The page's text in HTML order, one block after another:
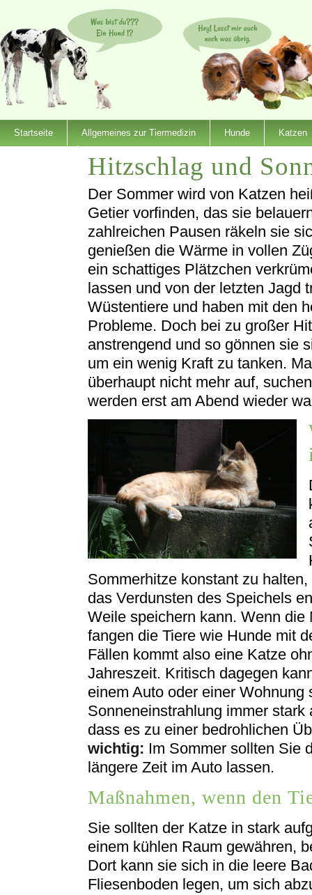
Startseite Allgemeines zur Tiermedizin Hunde Katzen
Hitzschlag und
Der Sommer wird von Katzen
Getier vorfinden, das sie
zahlreichen Pausen räkeln sie
genießen die Wärme in vollen
ein schattiges Plätzchen
lassen und von der letzten Jagd
Wüstentiere und haben mit den
Probleme. Doch bei zu großer
anstrengend und so gönnen sie
um ein wenig Kraft zu tanken.
überhaupt nicht mehr auf,
werden erst am Abend wieder
Sommerhitze konstant zu
das Verdunsten des Speichels
Weile speichern kann. Wenn
fangen die Tiere wie Hunde mit
Fällen kommt also eine Katze
Jahreszeit. Kritisch dagegen
einem Auto oder einer
Sonneneinstrahlung immer
dass es zu einer bedrohlichen
wichtig: Im Sommer sollten Sie
längere Zeit im Auto lassen.
Maßnahmen, wenn den
Sie sollten der Katze in stark
einem kühlen Raum gewähren,
Dort kann sie sich in die leere
Fliesenboden legen, um sich